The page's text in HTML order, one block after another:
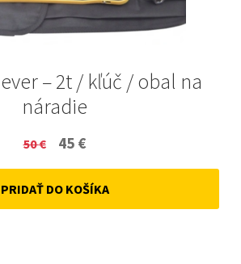
– 2t / kľúč / obal na
náradie
50€
Original
price
was:
45 €
price
is:
PRIDAŤ DO KOŠÍKA